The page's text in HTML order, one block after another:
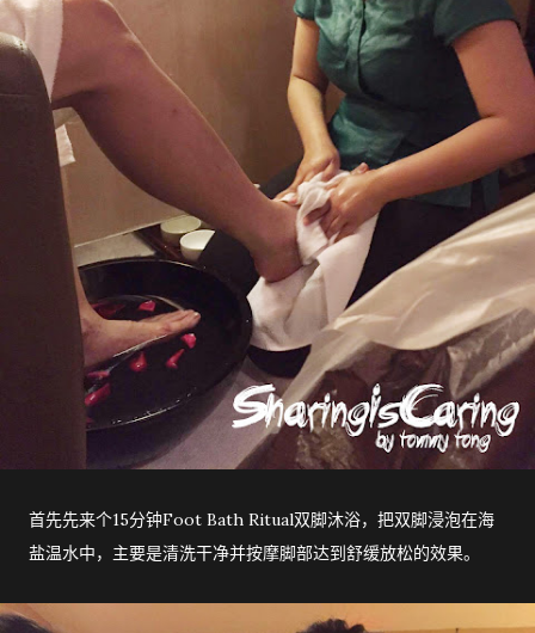
首先先来个15分钟Foot Bath Ritual双脚沐浴，把双脚浸泡在海
盐温水中，主要是清洗干净并按摩脚部达到舒缓放松的效果。